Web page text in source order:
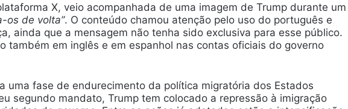
X, veio acompanhada de uma imagem de Trump durante um
os de volta”. O conteúdo chamou atenção pelo uso do português e
ainda que a mensagem não tenha sido exclusiva para esse público.
também em inglês e em espanhol nas contas oficiais do governo
uma fase de endurecimento da política migratória dos Estados
segundo mandato, Trump tem colocado a repressão à imigração